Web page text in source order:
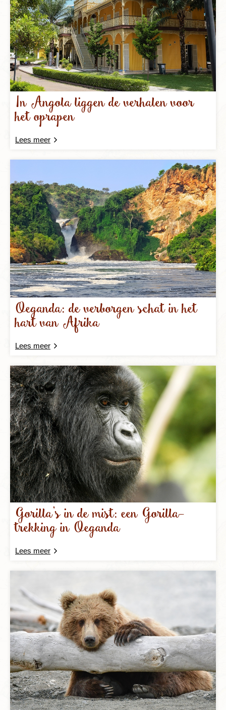
In Angola liggen de verhalen voor
het oprapen
Lees meer
Oeganda: de verborgen schat in het
hart van Afrika
Lees meer
Gorilla’s in de mist: een Gorilla-
trekking in Oeganda
Lees meer